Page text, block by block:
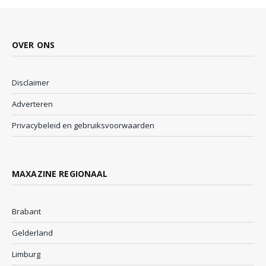
OVER ONS
Disclaimer
Adverteren
Privacybeleid en gebruiksvoorwaarden
MAXAZINE REGIONAAL
Brabant
Gelderland
Limburg